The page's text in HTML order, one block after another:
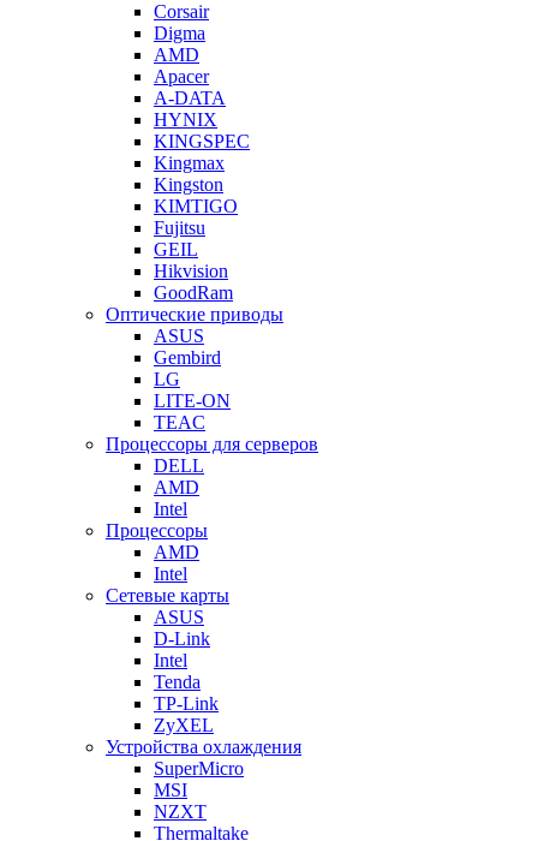
Corsair
Digma
AMD
Apacer
A-DATA
HYNIX
KINGSPEC
Kingmax
Kingston
KIMTIGO
Fujitsu
GEIL
Hikvision
GoodRam
Оптические приводы
ASUS
Gembird
LG
LITE-ON
TEAC
Процессоры для серверов
DELL
AMD
Intel
Процессоры
AMD
Intel
Сетевые карты
ASUS
D-Link
Intel
Tenda
TP-Link
ZyXEL
Устройства охлаждения
SuperMicro
MSI
NZXT
Thermaltake